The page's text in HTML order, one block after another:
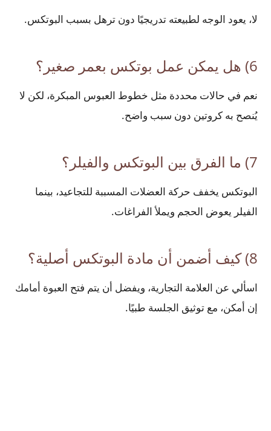
لا، يعود الوجه لطبيعته تدريجيًا دون ترهل بسبب البوتكس.
6) هل يمكن عمل بوتكس بعمر صغير؟
نعم في حالات محددة مثل خطوط العبوس المبكرة، لكن لا
يُنصح به كروتين دون سبب واضح.
7) ما الفرق بين البوتكس والفيلر؟
البوتكس يخفف حركة العضلات المسببة للتجاعيد، بينما
الفيلر يعوض الحجم ويملأ الفراغات.
8) كيف أضمن أن مادة البوتكس أصلية؟
اسألي عن العلامة التجارية، ويفضل أن يتم فتح العبوة أمامك
إن أمكن، مع توثيق الجلسة طبيًا.